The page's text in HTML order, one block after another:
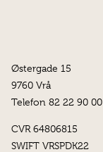
Østergade 15
9760 Vrå
Telefon 82 22 90 00
CVR 64806815
SWIFT VRSPDK22